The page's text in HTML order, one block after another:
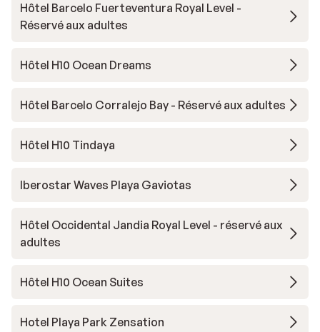
Hôtel Barcelo Fuerteventura Royal Level -
Réservé aux adultes
Hôtel H10 Ocean Dreams
Hôtel Barcelo Corralejo Bay - Réservé aux adultes
Hôtel H10 Tindaya
Iberostar Waves Playa Gaviotas
Hôtel Occidental Jandia Royal Level - réservé aux
adultes
Hôtel H10 Ocean Suites
Hotel Playa Park Zensation